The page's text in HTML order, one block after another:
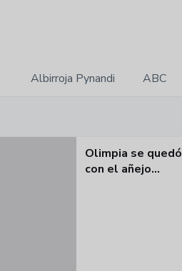
Albirroja Pynandi ABC
Olimpia se quedó
con el añejo